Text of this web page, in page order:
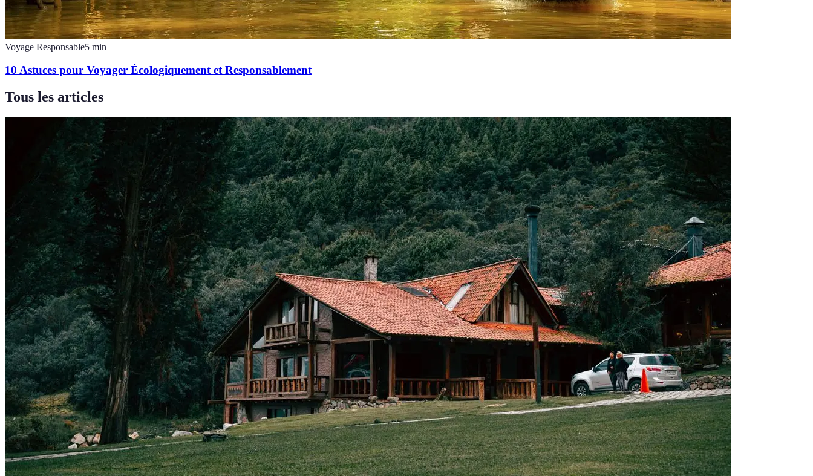
Voyage Responsable5 min
10 Astuces pour Voyager Écologiquement et Responsablement
Tous les articles